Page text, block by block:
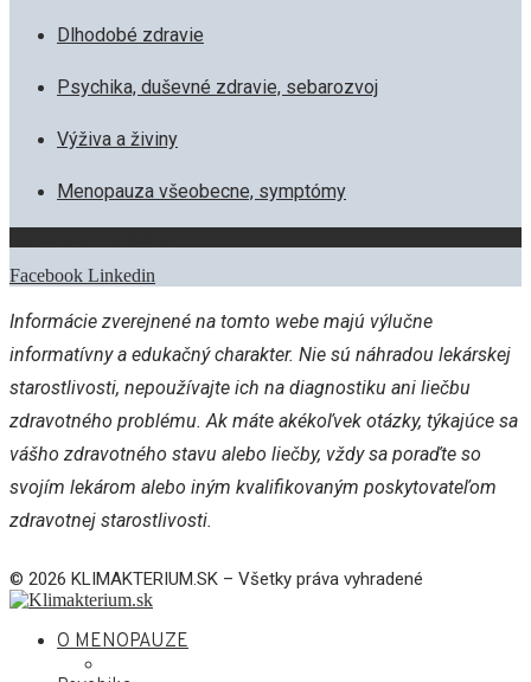
Dlhodobé zdravie
Psychika, duševné zdravie, sebarozvoj
Výživa a živiny
Menopauza všeobecne, symptómy
Facebook Linkedin
Informácie zverejnené na tomto webe majú výlučne
informatívny a edukačný charakter. Nie sú náhradou lekárskej
starostlivosti, nepoužívajte ich na diagnostiku ani liečbu
zdravotného problému. Ak máte akékoľvek otázky, týkajúce sa
vášho zdravotného stavu alebo liečby, vždy sa poraďte so
svojím lekárom alebo iným kvalifikovaným poskytovateľom
zdravotnej starostlivosti.
© 2026 KLIMAKTERIUM.SK – Všetky práva vyhradené
O MENOPAUZE